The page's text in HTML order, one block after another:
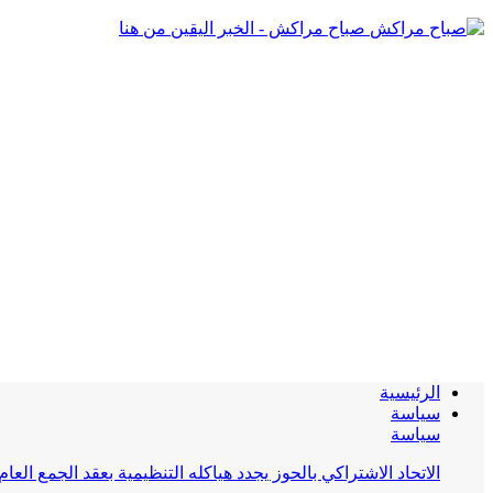
صباح مراكش - الخبر اليقين من هنا
الرئيسية
سياسة
سياسة
الاتحاد الاشتراكي بالحوز يجدد هياكله التنظيمية بعقد الجمع